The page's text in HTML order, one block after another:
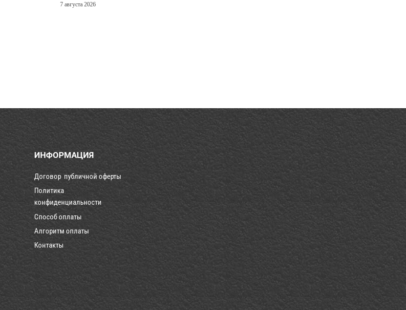
7 августа 2026
ИНФОРМАЦИЯ
Договор публичной оферты
Политика
конфиденциальности
Способ оплаты
Алгоритм оплаты
Контакты